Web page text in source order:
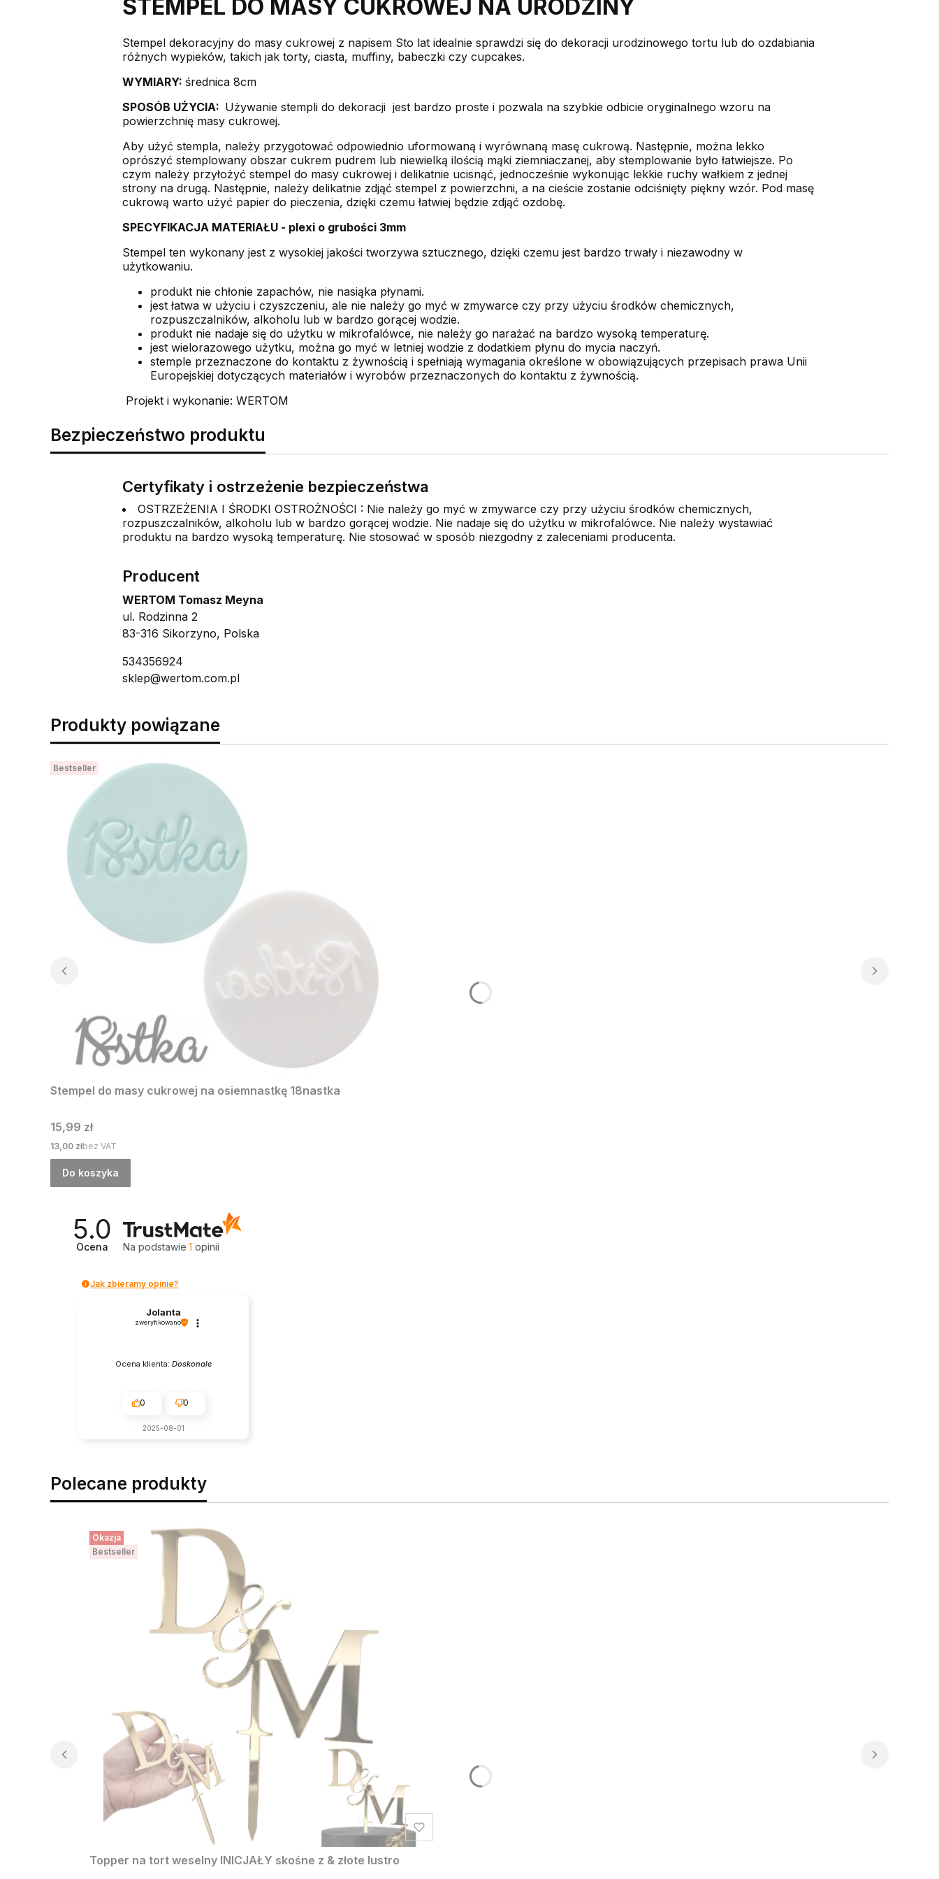
STEMPEL DO MASY CUKROWEJ NA URODZINY
Stempel dekoracyjny do masy cukrowej z napisem Sto lat idealnie sprawdzi się do dekoracji urodzinowego tortu lub do ozdabiania
różnych wypieków, takich jak torty, ciasta, muffiny, babeczki czy cupcakes.
WYMIARY: średnica 8cm
SPOSÓB UŻYCIA: Używanie stempli do dekoracji jest bardzo proste i pozwala na szybkie odbicie oryginalnego wzoru na
powierzchnię masy cukrowej.
Aby użyć stempla, należy przygotować odpowiednio uformowaną i wyrównaną masę cukrową. Następnie, można lekko
oprószyć stemplowany obszar cukrem pudrem lub niewielką ilością mąki ziemniaczanej, aby stemplowanie było łatwiejsze. Po
czym należy przyłożyć stempel do masy cukrowej i delikatnie ucisnąć, jednocześnie wykonując lekkie ruchy wałkiem z jednej
strony na drugą. Następnie, należy delikatnie zdjąć stempel z powierzchni, a na cieście zostanie odciśnięty piękny wzór. Pod masę
cukrową warto użyć papier do pieczenia, dzięki czemu łatwiej będzie zdjąć ozdobę.
SPECYFIKACJA MATERIAŁU - plexi o grubości 3mm
Stempel ten wykonany jest z wysokiej jakości tworzywa sztucznego, dzięki czemu jest bardzo trwały i niezawodny w
użytkowaniu.
produkt nie chłonie zapachów, nie nasiąka płynami.
jest łatwa w użyciu i czyszczeniu, ale nie należy go myć w zmywarce czy przy użyciu środków chemicznych,
rozpuszczalników, alkoholu lub w bardzo gorącej wodzie.
produkt nie nadaje się do użytku w mikrofalówce, nie należy go narażać na bardzo wysoką temperaturę.
jest wielorazowego użytku, można go myć w letniej wodzie z dodatkiem płynu do mycia naczyń.
stemple przeznaczone do kontaktu z żywnością i spełniają wymagania określone w obowiązujących przepisach prawa Unii
Europejskiej dotyczących materiałów i wyrobów przeznaczonych do kontaktu z żywnością.
Projekt i wykonanie: WERTOM
Bezpieczeństwo produktu
Certyfikaty i ostrzeżenie bezpieczeństwa
OSTRZEŻENIA I ŚRODKI OSTROŻNOŚCI : Nie należy go myć w zmywarce czy przy użyciu środków chemicznych,
rozpuszczalników, alkoholu lub w bardzo gorącej wodzie. Nie nadaje się do użytku w mikrofalówce. Nie należy wystawiać
produktu na bardzo wysoką temperaturę. Nie stosować w sposób niezgodny z zaleceniami producenta.
Producent
WERTOM Tomasz Meyna
ul. Rodzinna 2
83-316 Sikorzyno, Polska
534356924
sklep@wertom.com.pl
Produkty powiązane
Bestseller
Stempel do masy cukrowej na osiemnastkę 18nastka
Cena
15,99 zł
Cena
13,00 złbez VAT
Do koszyka
5.0
Ocena Na podstawie 1 opinii
Jak zbieramy opinie?
Jolanta
zweryfikowano
Ocena klienta: Doskonale
0 0
2025-08-01
Polecane produkty
Okazja
Bestseller
Topper na tort weselny INICJAŁY skośne z & złote lustro